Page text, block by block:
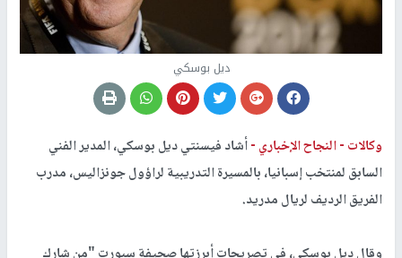
ديل بوسكي
وكالات -النجاح الإخباري -أشاد فيسنتي ديل بوسكي، المدير الفني
السابق لمنتخب إسبانيا، بالمسيرة التدريبية لراؤول جونزاليس، مدرب
الفريق الرديف لريال مدريد.